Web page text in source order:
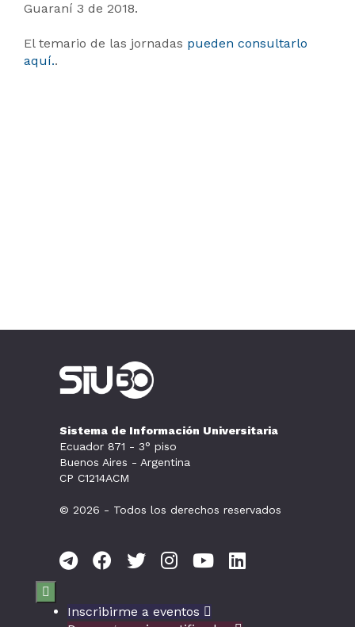
Guaraní 3 de 2018.
El temario de las jornadas pueden consultarlo
aquí..
Sistema de Información Universitaria
Ecuador 871 - 3° piso
Buenos Aires - Argentina
CP C1214ACM
© 2026 - Todos los derechos reservados

Inscribirme a eventos 